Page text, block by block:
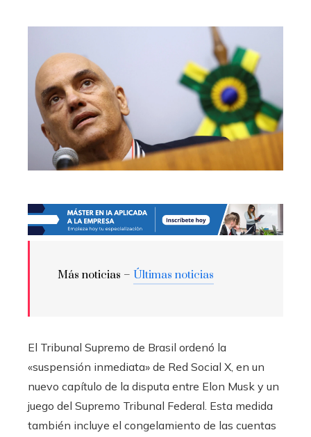
Más noticias – Últimas noticias
El Tribunal Supremo de Brasil ordenó la
«suspensión inmediata» de Red Social X, en un
nuevo capítulo de la disputa entre Elon Musk y un
juego del Supremo Tribunal Federal. Esta medida
también incluye el congelamiento de las cuentas